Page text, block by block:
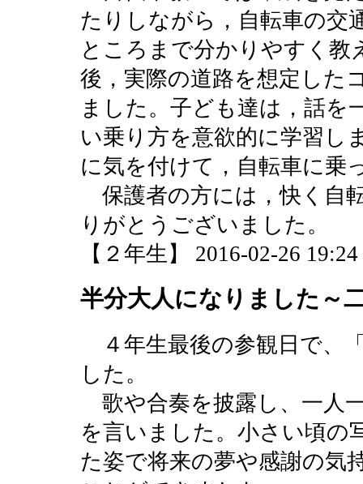
たりしながら，自転車の交
ところまで分かりやすく
後，実際の道路を想定した
ました。子ども達は，話を
い乗り方を意欲的に学習し
に気を付けて，自転車に乗
保護者の方には，快く自
りがとうございました。
【２年生】 2016-02-26
半分大人になりました～
４年生最後の参観日で、
した。
歌や合奏を披露し、一人
を言いました。小さい頃の
た姿で将来の夢や感謝の気